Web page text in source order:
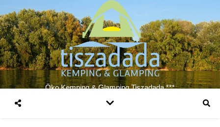
Öko Kemping & Glamping Tiszadada ***